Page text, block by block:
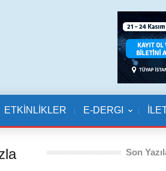
ETKİNLİKLER E-DERGI
Son